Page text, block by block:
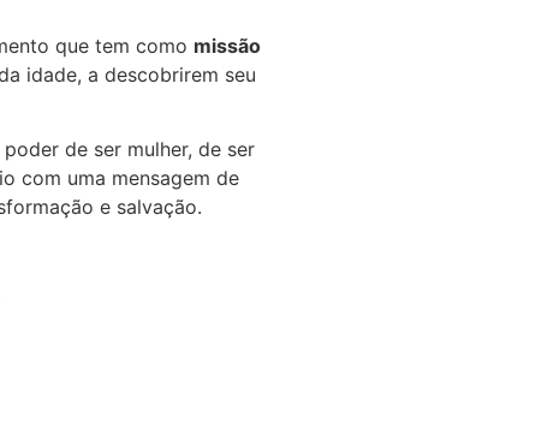
que tem como missão
idade, a descobrirem seu
de ser mulher, de ser
com uma mensagem de
e salvação.